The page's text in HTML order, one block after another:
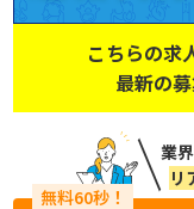
こちらの求
最新の
業
リ